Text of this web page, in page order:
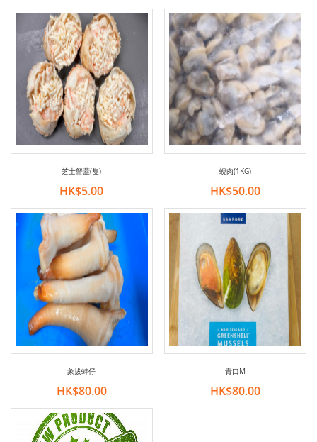
芝士蟹蓋(隻)
HK$5.00
蜆肉(1KG)
HK$50.00
象拔蚌仔
HK$80.00
青口M
HK$80.00